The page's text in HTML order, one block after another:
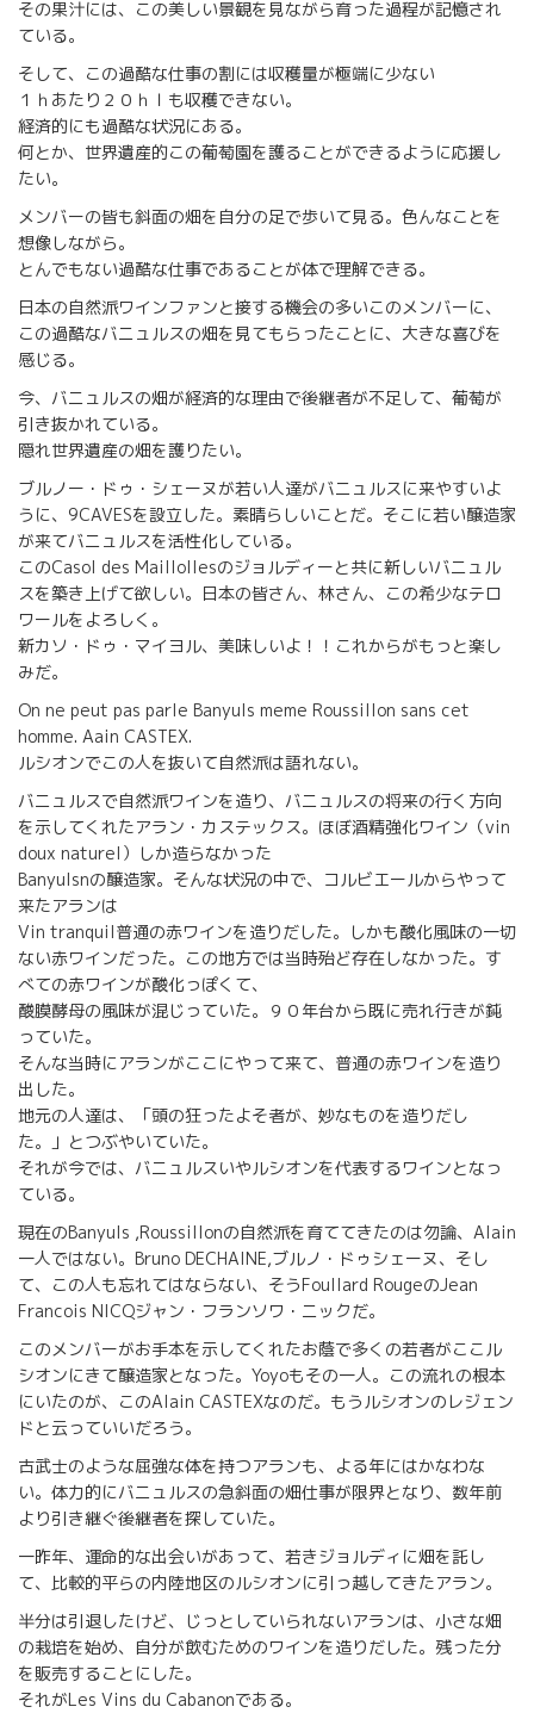
その果汁には、この美しい景観を見ながら育った過程が記憶され
ている。
そして、この過酷な仕事の割には収穫量が極端に少ない
１ｈあたり２０ｈｌも収穫できない。
経済的にも過酷な状況にある。
何とか、世界遺産的この葡萄園を護ることができるように応援し
たい。
メンバーの皆も斜面の畑を自分の足で歩いて見る。色んなことを
想像しながら。
とんでもない過酷な仕事であることが体で理解できる。
日本の自然派ワインファンと接する機会の多いこのメンバーに、
この過酷なバニュルスの畑を見てもらったことに、大きな喜びを
感じる。
今、バニュルスの畑が経済的な理由で後継者が不足して、葡萄が
引き抜かれている。
隠れ世界遺産の畑を護りたい。
ブルノー・ドゥ・シェーヌが若い人達がバニュルスに来やすいよ
うに、9CAVESを設立した。素晴らしいことだ。そこに若い醸造家
が来てバニュルスを活性化している。
このCasol des Maillollesのジョルディーと共に新しいバニュル
スを築き上げて欲しい。日本の皆さん、林さん、この希少なテロ
ワールをよろしく。
新カソ・ドゥ・マイヨル、美味しいよ！！これからがもっと楽し
みだ。
On ne peut pas parle Banyuls meme Roussillon sans cet
homme. Aain CASTEX.
ルシオンでこの人を抜いて自然派は語れない。
バニュルスで自然派ワインを造り、バニュルスの将来の行く方向
を示してくれたアラン・カステックス。ほぼ酒精強化ワイン（vin
doux naturel）しか造らなかった
Banyulsnの醸造家。そんな状況の中で、コルビエールからやって
来たアランは
Vin tranquil普通の赤ワインを造りだした。しかも酸化風味の一切
ない赤ワインだった。この地方では当時殆ど存在しなかった。す
べての赤ワインが酸化っぽくて、
酸膜酵母の風味が混じっていた。９０年台から既に売れ行きが鈍
っていた。
そんな当時にアランがここにやって来て、普通の赤ワインを造り
出した。
地元の人達は、「頭の狂ったよそ者が、妙なものを造りだし
た。」とつぶやいていた。
それが今では、バニュルスいやルシオンを代表するワインとなっ
ている。
現在のBanyuls ,Roussillonの自然派を育ててきたのは勿論、Alain
一人ではない。Bruno DECHAINE,ブルノ・ドゥシェーヌ、そし
て、この人も忘れてはならない、そうFoullard RougeのJean
Francois NICQジャン・フランソワ・ニックだ。
このメンバーがお手本を示してくれたお蔭で多くの若者がここル
シオンにきて醸造家となった。Yoyoもその一人。この流れの根本
にいたのが、このAlain CASTEXなのだ。もうルシオンのレジェン
ドと云っていいだろう。
古武士のような屈強な体を持つアランも、よる年にはかなわな
い。体力的にバニュルスの急斜面の畑仕事が限界となり、数年前
より引き継ぐ後継者を探していた。
一昨年、運命的な出会いがあって、若きジョルディに畑を託し
て、比較的平らの内陸地区のルシオンに引っ越してきたアラン。
半分は引退したけど、じっとしていられないアランは、小さな畑
の栽培を始め、自分が飲むためのワインを造りだした。残った分
を販売することにした。
それがLes Vins du Cabanonである。